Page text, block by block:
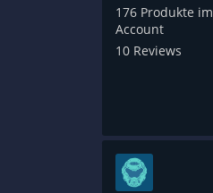
176 Produkte im
Account
10 Reviews